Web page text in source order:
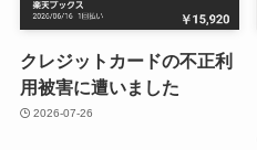
クレジットカードの不正利
用被害に遭いました
2026-07-26